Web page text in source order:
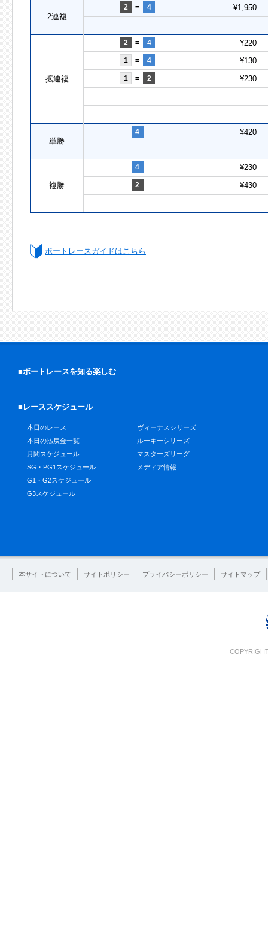
2連複
2 = 4 ¥1,950
拡連複
2 = 4 ¥220
1 = 4 ¥130
1 = 2 ¥230
単勝
4 ¥420
複勝
4 ¥230
2 ¥430
ボートレースガイドはこちら
■ボートレースを知る楽しむ
■レーススケジュール
本日のレース
本日の払戻金一覧
月間スケジュール
SG・PG1スケジュール
G1・G2スケジュール
G3スケジュール
ヴィーナスシリーズ
ルーキーシリーズ
マスターズリーグ
メディア情報
本サイトについて サイトポリシー プライバシーポリシー サイトマップ